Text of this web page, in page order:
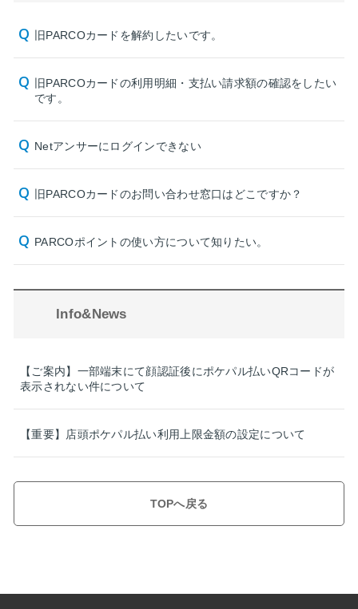
旧PARCOカードを解約したいです。
旧PARCOカードの利用明細・支払い請求額の確認をしたい
です。
Netアンサーにログインできない
旧PARCOカードのお問い合わせ窓口はどこですか？
PARCOポイントの使い方について知りたい。
Info&News
【ご案内】一部端末にて顔認証後にポケパル払いQRコードが
表示されない件について
【重要】店頭ポケパル払い利用上限金額の設定について
TOPへ戻る